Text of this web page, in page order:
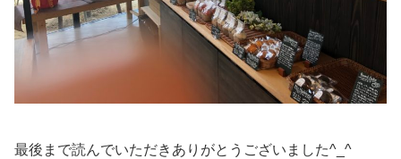
最後まで読んでいただきありがとうございました^_^